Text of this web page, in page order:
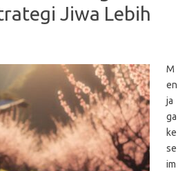
Jiwa Lebih
M
en
ja
ga
ke
se
im